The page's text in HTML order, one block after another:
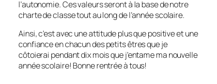
l’autonomie. Ces valeurs seront à la base de notre
charte de classe tout au long de l’année scolaire.
Ainsi, c’est avec une attitude plus que positive et une
confiance en chacun des petits êtres que je
côtoierai pendant dix mois que j’entame ma nouvelle
année scolaire! Bonne rentrée à tous!